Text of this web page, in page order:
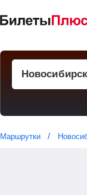
Маршрутки